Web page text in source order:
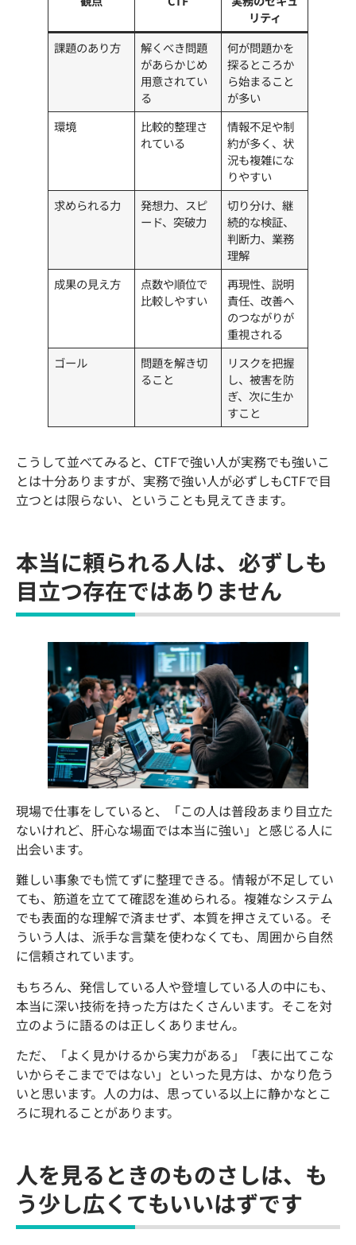
リティ
課題のあり方
解くべき問題
があらかじめ
用意されてい
る
何が問題かを
探るところか
ら始まること
が多い
環境
比較的整理さ
れている
情報不足や制
約が多く、状
況も複雑にな
りやすい
求められる力
発想力、スピ
ード、突破力
切り分け、継
続的な検証、
判断力、業務
理解
成果の見え方
点数や順位で
比較しやすい
再現性、説明
責任、改善へ
のつながりが
重視される
ゴール
問題を解き切
ること
リスクを把握
し、被害を防
ぎ、次に生か
すこと
こうして並べてみると、CTFで強い人が実務でも強いこ
とは十分ありますが、実務で強い人が必ずしもCTFで目
立つとは限らない、ということも見えてきます。
本当に頼られる人は、必ずしも
目立つ存在ではありません
現場で仕事をしていると、「この人は普段あまり目立た
ないけれど、肝心な場面では本当に強い」と感じる人に
出会います。
難しい事象でも慌てずに整理できる。情報が不足してい
ても、筋道を立てて確認を進められる。複雑なシステム
でも表面的な理解で済ませず、本質を押さえている。そ
ういう人は、派手な言葉を使わなくても、周囲から自然
に信頼されています。
もちろん、発信している人や登壇している人の中にも、
本当に深い技術を持った方はたくさんいます。そこを対
立のように語るのは正しくありません。
ただ、「よく見かけるから実力がある」「表に出てこな
いからそこまでではない」といった見方は、かなり危う
いと思います。人の力は、思っている以上に静かなとこ
ろに現れることがあります。
人を見るときのものさしは、も
う少し広くてもいいはずです